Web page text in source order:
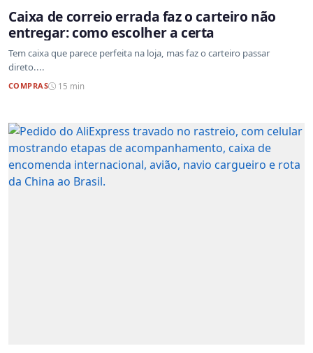
Caixa de correio errada faz o carteiro não
entregar: como escolher a certa
Tem caixa que parece perfeita na loja, mas faz o carteiro passar
direto....
COMPRAS 15 min